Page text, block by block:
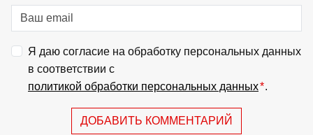
Я даю согласие на обработку персональных данных
в соответствии с
политикой обработки персональных данных*.
ДОБАВИТЬ КОММЕНТАРИЙ